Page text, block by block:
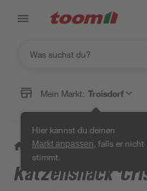
Mein Markt: Troisdorf
Hier kannst du deinen
Markt anpassen , falls er nicht
stimmt.
/ Garten & Freizeit /
Katzensnack